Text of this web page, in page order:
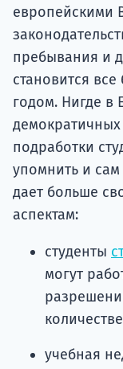
европейскими
пребывания и
становится
годом. Нигде в
подработки
упомнить и
дает больше
аспектам:
студенты
могут
учебная